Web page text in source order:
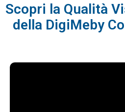
Scopri la Qualità
della DigiMeby